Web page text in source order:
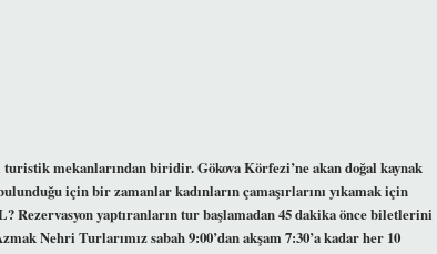
mekanlarından biridir. Gökova Körfezi’ne akan doğal kaynak
için bir zamanlar kadınların çamaşırlarını yıkamak için
yaptıranların tur başlamadan 45 dakika önce biletlerini
Nehri Turlarımız sabah 9:00’dan akşam 7:30’a kadar her 10